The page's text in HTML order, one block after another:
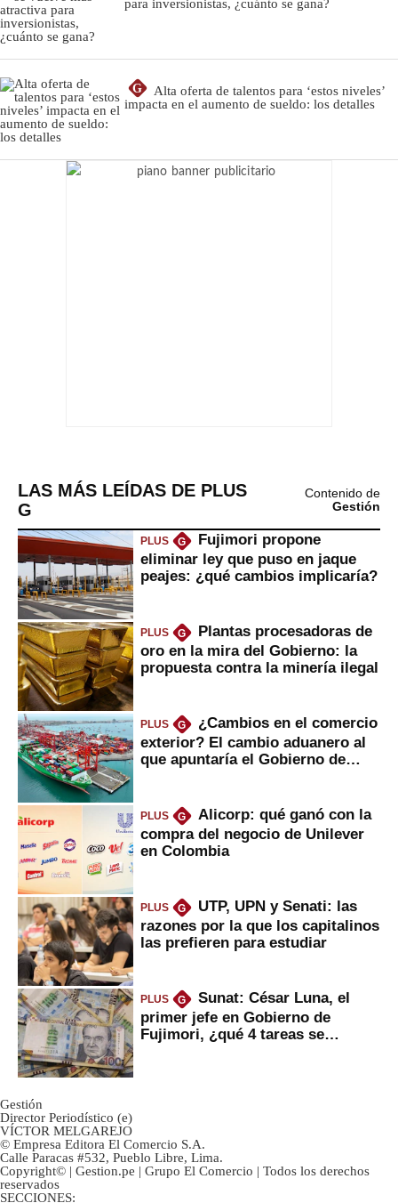
para inversionistas, ¿cuánto se gana?
G
Alta oferta de talentos para ‘estos niveles’
impacta en el aumento de sueldo: los detalles
LAS MÁS LEÍDAS DE PLUS
G
Contenido de
Gestión
PLUS G
Fujimori propone
eliminar ley que puso en jaque
peajes: ¿qué cambios implicaría?
PLUS G
Plantas procesadoras de
oro en la mira del Gobierno: la
propuesta contra la minería ilegal
PLUS G
¿Cambios en el comercio
exterior? El cambio aduanero al
que apuntaría el Gobierno de
PLUS G
Alicorp: qué ganó con la
compra del negocio de Unilever
en Colombia
PLUS G
UTP, UPN y Senati: las
razones por la que los capitalinos
las prefieren para estudiar
PLUS G
Sunat: César Luna, el
primer jefe en Gobierno de
Fujimori, ¿qué 4 tareas se
Gestión
Director Periodístico (e)
VÍCTOR MELGAREJO
© Empresa Editora El Comercio S.A.
Calle Paracas #532, Pueblo Libre, Lima.
Copyright© | Gestion.pe | Grupo El Comercio | Todos los derechos
reservados
SECCIONES: